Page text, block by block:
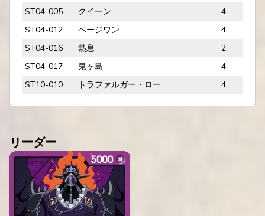
ST04-005
クイーン
4
ST04-012
ページワン
4
ST04-016
熱息
2
ST04-017
鬼ヶ島
4
ST10-010
トラファルガー・ロー 4
リーダー